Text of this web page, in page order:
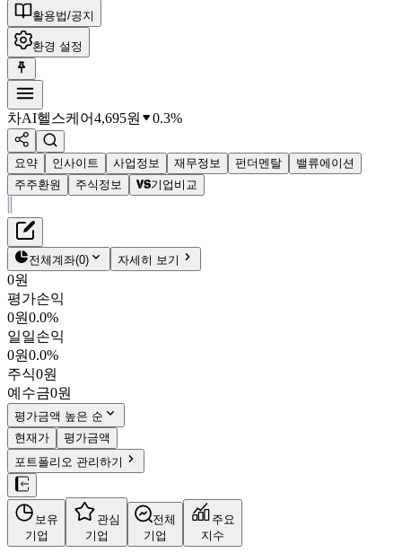
활용법/공지
환경 설정
차AI헬스케어4,695원 0.3%
요약 인사이트 사업정보 재무정보 펀더멘탈
밸류에이션
주주환원
주식정보 기업비교
차AI헬스케어
4,695원
025620
KOSPI
시가총액
PBR1.21
PER-
fPER -
배당수익률-
자사주비율-
결산월12월
4분기누적
10년
주재무제표
재무정보
펀더멘탈
밸류에이션
주주환원
주식정보
전체계좌(0) 자세히 보기
0원
평가손익
0원0.0%
일일손익
0원0.0%
주식0원
예수금0원
평가금액 높은 순
현재가
평가금액
포트폴리오 관리하기
보유
기업
관심
기업
전체
기업
주요
지수